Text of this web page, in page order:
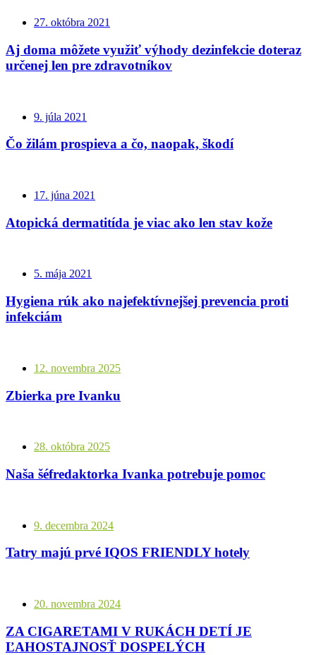
27. októbra 2021
Aj doma môžete využiť výhody dezinfekcie doteraz
určenej len pre zdravotníkov
9. júla 2021
Čo žilám prospieva a čo, naopak, škodí
17. júna 2021
Atopická dermatitída je viac ako len stav kože
5. mája 2021
Hygiena rúk ako najefektívnejšej prevencia proti
infekciám
12. novembra 2025
Zbierka pre Ivanku
28. októbra 2025
Naša šéfredaktorka Ivanka potrebuje pomoc
9. decembra 2024
Tatry majú prvé IQOS FRIENDLY hotely
20. novembra 2024
ZA CIGARETAMI V RUKÁCH DETÍ JE
ĽAHOSTAJNOSŤ DOSPELÝCH